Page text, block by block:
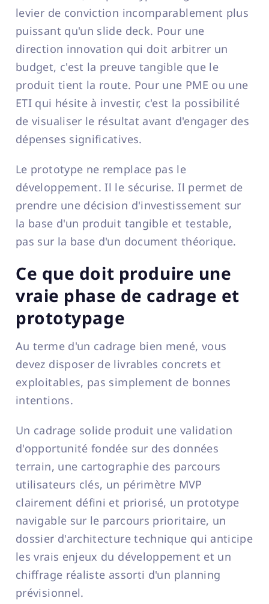
levier de conviction incomparablement plus
puissant qu'un slide deck. Pour une
direction innovation qui doit arbitrer un
budget, c'est la preuve tangible que le
produit tient la route. Pour une PME ou une
ETI qui hésite à investir, c'est la possibilité
de visualiser le résultat avant d'engager des
dépenses significatives.
Le prototype ne remplace pas le
développement. Il le sécurise. Il permet de
prendre une décision d'investissement sur
la base d'un produit tangible et testable,
pas sur la base d'un document théorique.
Ce que doit produire une
vraie phase de cadrage et
prototypage
Au terme d'un cadrage bien mené, vous
devez disposer de livrables concrets et
exploitables, pas simplement de bonnes
intentions.
Un cadrage solide produit une validation
d'opportunité fondée sur des données
terrain, une cartographie des parcours
utilisateurs clés, un périmètre MVP
clairement défini et priorisé, un prototype
navigable sur le parcours prioritaire, un
dossier d'architecture technique qui anticipe
les vrais enjeux du développement et un
chiffrage réaliste assorti d'un planning
prévisionnel.